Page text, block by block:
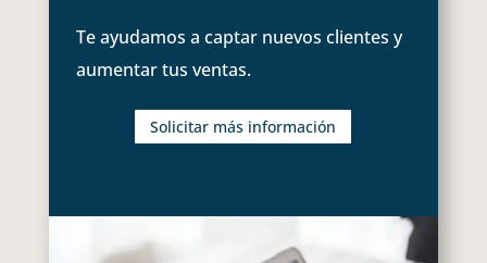
Te ayudamos a captar nuevos clientes y
aumentar tus ventas.
Solicitar más información